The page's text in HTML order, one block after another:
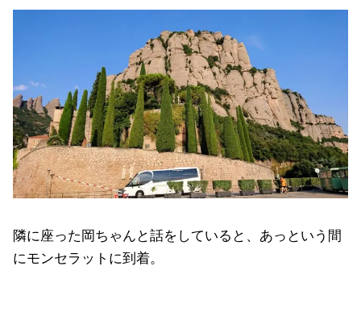
隣に座った岡ちゃんと話をしていると、あっという間
にモンセラットに到着。